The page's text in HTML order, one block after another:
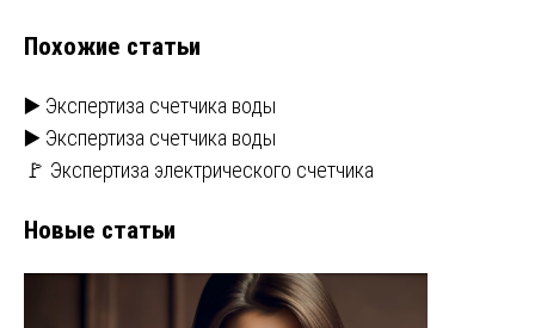
Похожие статьи
▶️ Экспертиза счетчика воды
▶️ Экспертиза счетчика воды
🚩 Экспертиза электрического счетчика
Новые статьи